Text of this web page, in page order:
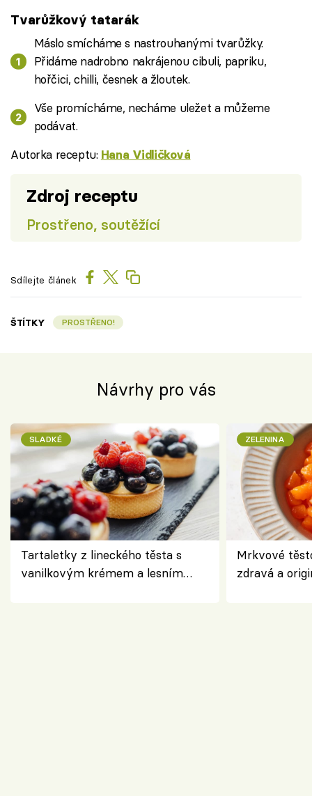
Tvarůžkový tatarák
Máslo smícháme s nastrouhanými tvarůžky.
Přidáme nadrobno nakrájenou cibuli, papriku,
hořčici, chilli, česnek a žloutek.
Vše promícháme, necháme uležet a můžeme
podávat.
Autorka receptu: Hana Vidličková
Zdroj receptu
Prostřeno, soutěžící
Sdílejte článek
ŠTÍTKY PROSTŘENO!
Návrhy pro vás
SLADKÉ
Tartaletky z lineckého těsta s
vanilkovým krémem a lesním
ZELENINA
Mrkvové
zdravá a